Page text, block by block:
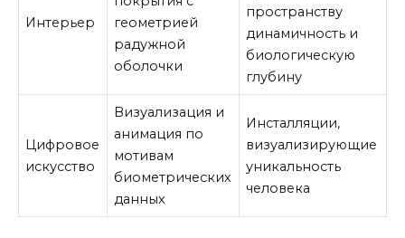
Интерьер
геометрией
радужной
оболочки
пространству
динамичность и
биологическую
глубину
Цифровое
искусство
Визуализация и
анимация по
мотивам
биометрических
данных
Инсталляции,
визуализирующие
уникальность
человека